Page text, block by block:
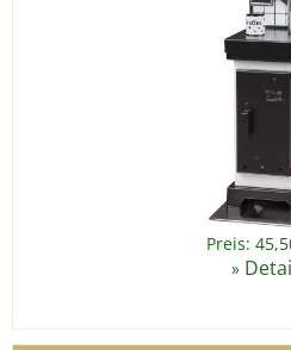
Preis:
»